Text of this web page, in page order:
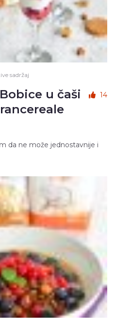
sadržaj
u čaši
14
da ne može jednostavnije i